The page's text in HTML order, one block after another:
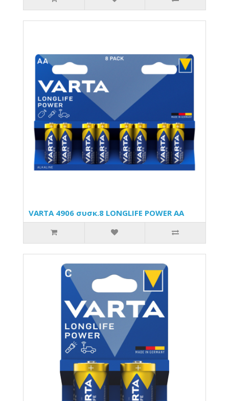
VARTA 4906 συσκ.8 LONGLIFE POWER AA